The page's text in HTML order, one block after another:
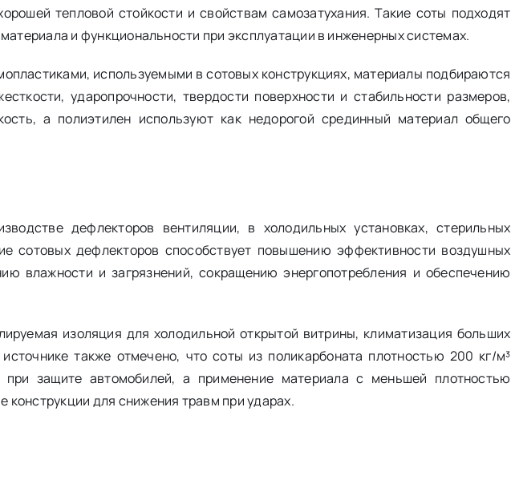
тепловой стойкости и свойствам самозатухания. Такие соты подходят
и функциональности при эксплуатации в инженерных системах.
используемыми в сотовых конструкциях, материалы подбираются
ударопрочности, твердости поверхности и стабильности размеров,
а полиэтилен используют как недорогой срединный материал общего
дефлекторов вентиляции, в холодильных установках, стерильных
сотовых дефлекторов способствует повышению эффективности воздушных
влажности и загрязнений, сокращению энергопотребления и обеспечению
изоляция для холодильной открытой витрины, климатизация больших
также отмечено, что соты из поликарбоната плотностью 200 кг/м³
защите автомобилей, а применение материала с меньшей плотностью
конструкции для снижения травм при ударах.